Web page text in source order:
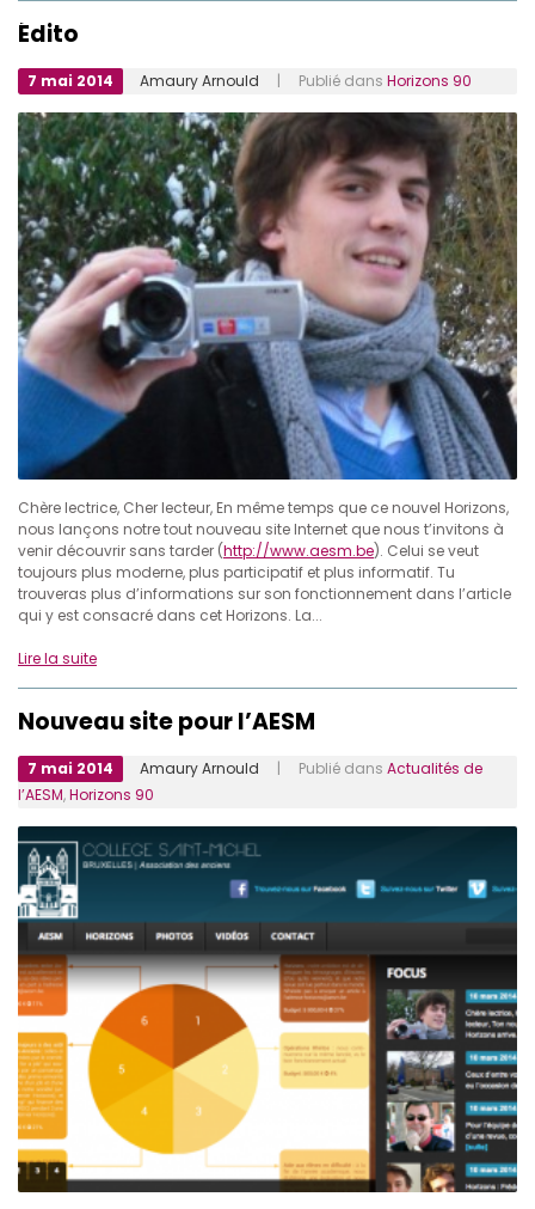
Édito
7 mai 2014 Amaury Arnould | Publié dans Horizons 90
Chère lectrice, Cher lecteur, En même temps que ce nouvel Horizons,
nous lançons notre tout nouveau site Internet que nous t’invitons à
venir découvrir sans tarder (http://www.aesm.be). Celui se veut
toujours plus moderne, plus participatif et plus informatif. Tu
trouveras plus d’informations sur son fonctionnement dans l’article
qui y est consacré dans cet Horizons. La...
Lire la suite
Nouveau site pour l’AESM
7 mai 2014 Amaury Arnould | Publié dans Actualités de
l’AESM,Horizons 90